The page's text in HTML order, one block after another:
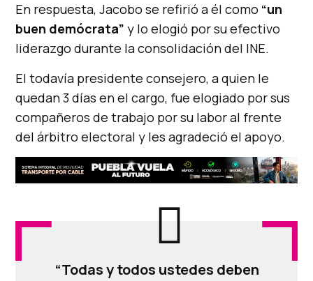
En respuesta, Jacobo se refirió a él como “un
buen demócrata” y lo elogió por su efectivo
liderazgo durante la consolidación del INE.
El todavía presidente consejero, a quien le
quedan 3 días en el cargo, fue elogiado por sus
compañeros de trabajo por su labor al frente
del árbitro electoral y les agradeció el apoyo.
“Todas y todos ustedes deben